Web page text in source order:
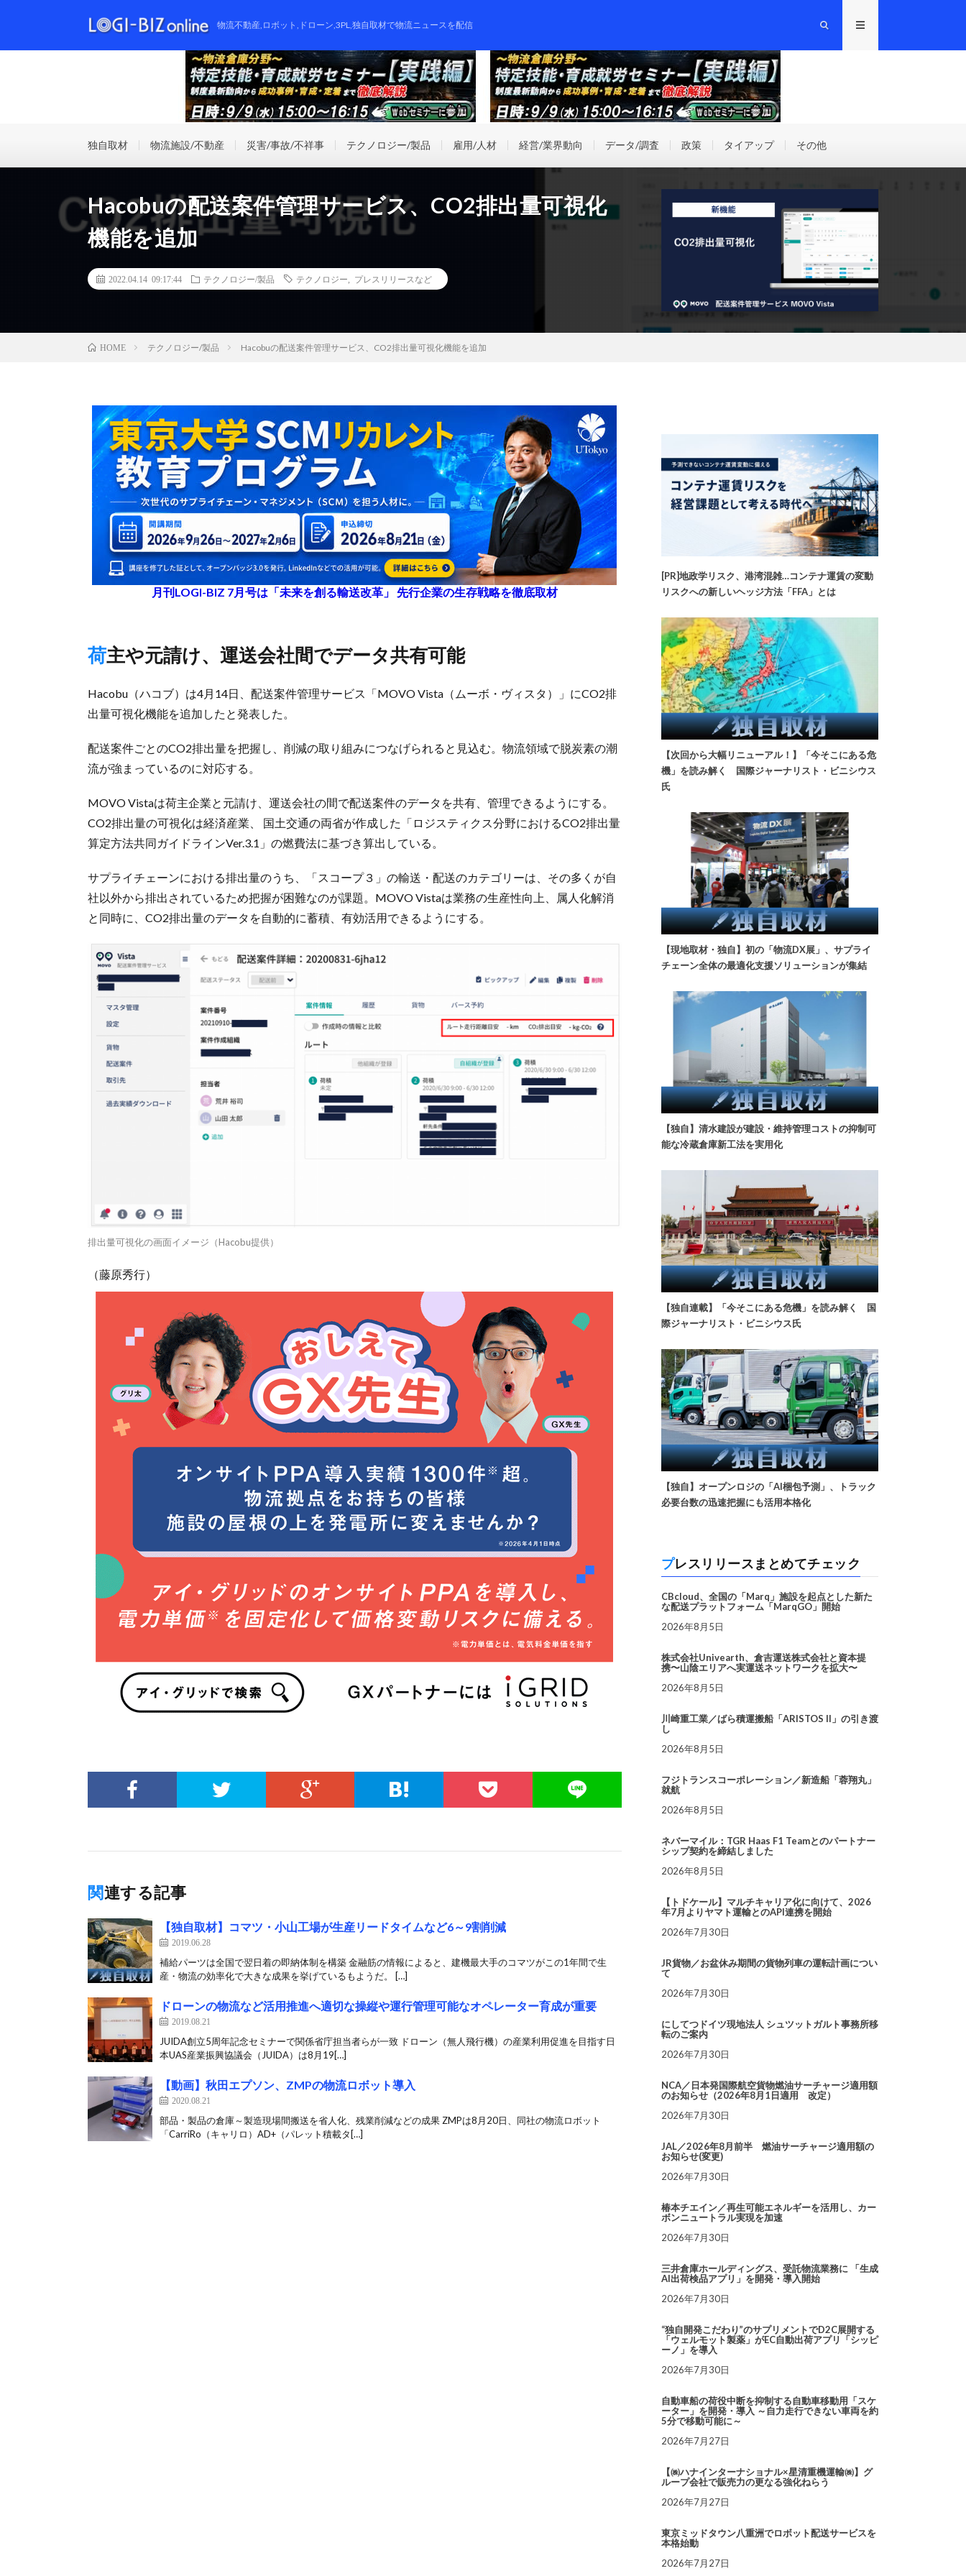
物流不動産,ロボット,ドローン,3PL,独自取材で物流ニュースを配信
独自取材 物流施設/不動産 災害/事故/不祥事 テクノロジー/製品 雇用/人材 経営/業界動向 データ/調査 政策 タイアップ その他
Hacobuの配送案件管理サービス、CO2排出量可視化
機能を追加
2022.04.14 09:17:44 テクノロジー/製品 テクノロジー プレスリリースなど
HOME テクノロジー/製品 Hacobuの配送案件管理サービス、CO2排出量可視化機能を追加
月刊LOGI-BIZ 7月号は「未来を創る輸送改革」 先行企業の生存戦略を徹底取材
荷主や元請け、運送会社間でデータ共有可能
Hacobu（ハコブ）は4月14日、配送案件管理サービス「MOVO Vista（ムーボ・ヴィスタ）」にCO2排
出量可視化機能を追加したと発表した。
配送案件ごとのCO2排出量を把握し、削減の取り組みにつなげられると見込む。物流領域で脱炭素の潮
流が強まっているのに対応する。
MOVO Vistaは荷主企業と元請け、運送会社の間で配送案件のデータを共有、管理できるようにする。
CO2排出量の可視化は経済産業、 国土交通の両省が作成した「ロジスティクス分野におけるCO2排出量
算定方法共同ガイドラインVer.3.1」の燃費法に基づき算出している。
サプライチェーンにおける排出量のうち、「スコープ３」の輸送・配送のカテゴリーは、その多くが自
社以外から排出されているため把握が困難なのが課題。MOVO Vistaは業務の生産性向上、属人化解消
と同時に、CO2排出量のデータを自動的に蓄積、有効活用できるようにする。
排出量可視化の画面イメージ（Hacobu提供）
（藤原秀行）
関連する記事
【独自取材】コマツ・小山工場が生産リードタイムなど6～9割削減
2019.06.28
補給パーツは全国で翌日着の即納体制を構築 金融筋の情報によると、建機最大手のコマツがこの1年間で生
産・物流の効率化で大きな成果を挙げているもようだ。 […]
ドローンの物流など活用推進へ適切な操縦や運行管理可能なオペレーター育成が重要
2019.08.21
JUIDA創立5周年記念セミナーで関係省庁担当者らが一致 ドローン（無人飛行機）の産業利用促進を目指す日
本UAS産業振興協議会（JUIDA）は8月19[…]
【動画】秋田エプソン、ZMPの物流ロボット導入
2020.08.21
部品・製品の倉庫～製造現場間搬送を省人化、残業削減などの成果 ZMPは8月20日、同社の物流ロボット
「CarriRo（キャリロ）AD+（パレット積載タ[…]
[PR]地政学リスク、港湾混雑…コンテナ運賃の変動
リスクへの新しいヘッジ方法「FFA」とは
【次回から大幅リニューアル！】「今そこにある危
機」を読み解く 国際ジャーナリスト・ビニシウス
氏
【現地取材・独自】初の「物流DX展」、サプライ
チェーン全体の最適化支援ソリューションが集結
【独自】清水建設が建設・維持管理コストの抑制可
能な冷蔵倉庫新工法を実用化
【独自連載】「今そこにある危機」を読み解く 国
際ジャーナリスト・ビニシウス氏
【独自】オープンロジの「AI梱包予測」、トラック
必要台数の迅速把握にも活用本格化
プレスリリースまとめてチェック
CBcloud、全国の「Marq」施設を起点とした新た
な配送プラットフォーム「MarqGO」開始
2026年8月5日
株式会社Univearth、倉吉運送株式会社と資本提
携〜山陰エリアへ実運送ネットワークを拡大〜
2026年8月5日
川崎重工業／ばら積運搬船「ARISTOS II」の引き渡
し
2026年8月5日
フジトランスコーポレーション／新造船「蓉翔丸」
就航
2026年8月5日
ネバーマイル：TGR Haas F1 Teamとのパートナー
シップ契約を締結しました
2026年8月5日
【トドケール】マルチキャリア化に向けて、2026
年7月よりヤマト運輸とのAPI連携を開始
2026年7月30日
JR貨物／お盆休み期間の貨物列車の運転計画につい
て
2026年7月30日
にしてつドイツ現地法人 シュツットガルト事務所移
転のご案内
2026年7月30日
NCA／日本発国際航空貨物燃油サーチャージ適用額
のお知らせ（2026年8月1日適用 改定）
2026年7月30日
JAL／2026年8月前半 燃油サーチャージ適用額の
お知らせ(変更)
2026年7月30日
椿本チエイン／再生可能エネルギーを活用し、カー
ボンニュートラル実現を加速
2026年7月30日
三井倉庫ホールディングス、受託物流業務に 「生成
AI出荷検品アプリ」を開発・導入開始
2026年7月30日
“独自開発こだわり”のサプリメントでD2C展開する
「ウェルモット製薬」がEC自動出荷アプリ「シッピ
ーノ」を導入
2026年7月30日
自動車船の荷役中断を抑制する自動車移動用「スケ
ーター」を開発・導入 ～自力走行できない車両を約
5分で移動可能に～
2026年7月27日
【㈱ハナインターナショナル×星清重機運輸㈱】グ
ループ会社で販売力の更なる強化ねらう
2026年7月27日
東京ミッドタウン八重洲でロボット配送サービスを
本格始動
2026年7月27日